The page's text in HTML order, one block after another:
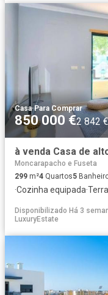
Casa·Para Comprar
850 000 €2 842
Moncarapacho e Fuseta
299 m²4 Quartos5
·Cozinha equipada·
Disponibilizado Há 3
LuxuryEstate